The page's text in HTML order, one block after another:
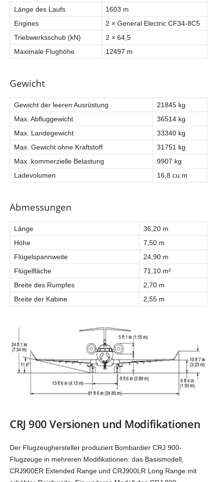
Länge des Laufs
1603 m
Engines
2 × General Electric CF34-8C5
Triebwerksschub (kN)
2 × 64,5
Maximale Flughöhe
12497 m
Gewicht
Gewicht der leeren Ausrüstung
21845 kg
Max. Abfluggewicht
36514 kg
Max. Landegewicht
33340 kg
Max. Gewicht ohne Kraftstoff
31751 kg
Max. kommerzielle Belastung
9907 kg
Ladevolumen
16,8 cu.m
Abmessungen
Länge
36,20 m
Höhe
7,50 m
Flügelspannweite
24,90 m
Flügelfläche
71,10 m²
Breite des Rumpfes
2,70 m
Breite der Kabine
2,55 m
CRJ 900 Versionen und Modifikationen
Der Flugzeughersteller produziert Bombardier CRJ 900-
Flugzeuge in mehreren Modifikationen: das Basismodell,
CRJ900ER Extended Range und CRJ900LR Long Range mit